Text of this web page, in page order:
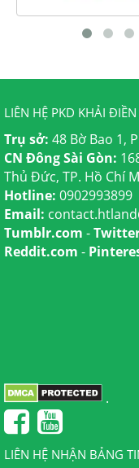
LIÊN HỆ PKD KHẢI ĐIỀN
Trụ sở: 48 Bờ Bao 1,
CN Đông Sài Gòn:
Thủ Đức, TP. Hồ Chí
Hotline: 0902993899
Email:
Tumblr.com -
Reddit.com -
.
LIÊN HỆ NHẬN BẢNG